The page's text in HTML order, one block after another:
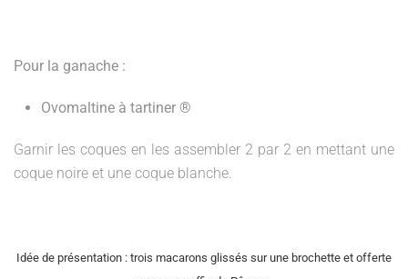
Pour la ganache :
Ovomaltine à tartiner ®
Garnir les coques en les assembler 2 par 2 en mettant une
coque noire et une coque blanche.
Idée de présentation : trois macarons glissés sur une brochette et offerte